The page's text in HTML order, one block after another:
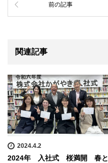
前の記事
関連記事
2024.4.2
2024年 入社式 桜満開 春と